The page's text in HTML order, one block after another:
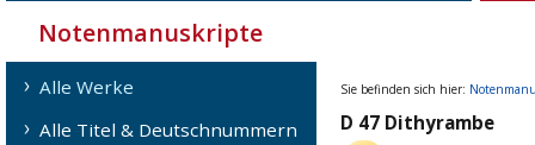
Notenmanuskripte
Alle Werke
Alle Titel & Deutschnummern
Sie befinden sich hier:
D 47 Dithyrambe